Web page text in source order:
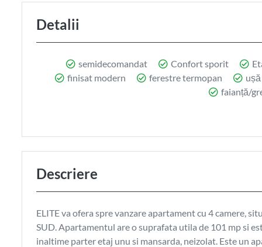
Detalii
semidecomandat Confort sporit
finisat modern
ferestre termopan
faianță/
Descriere
ELITE va ofera spre vanzare apartament cu 4 camere,
SUD. Apartamentul are o suprafata utila de 101 mp si
inaltime parter etaj unu si mansarda, neizolat. Este un